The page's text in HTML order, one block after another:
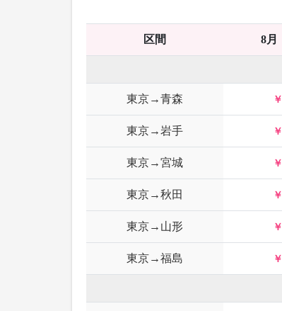
区間 8月
東京→青森
東京→岩手
東京→宮城
東京→秋田
東京→山形
東京→福島